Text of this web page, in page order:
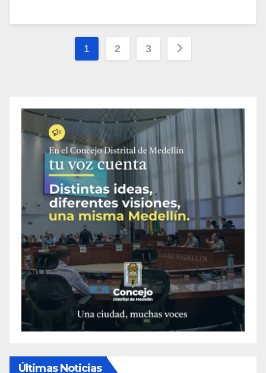
1 2 3
Últimas Noticias